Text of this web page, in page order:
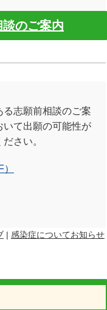
談のご案内
志願前相談のご案
いて出願の可能性が
さい。
| 感染症についてお知らせ